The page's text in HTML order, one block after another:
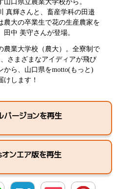
口県立農業大学校から。
真輝さんと、畜産学科の田邉
農大の卒業生で花の生産農家を
中 美守さんが登場。
農業大学校（農大）。全寮制で
さまざまなアイディアが飛び
から、山口県をmotto(もっと)
します！
バージョンを再生
ンエア版を再生